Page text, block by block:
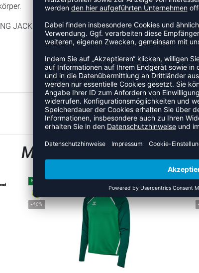
JACKET :
ZULETZT
MEHR AUS DER
NEW
-40%